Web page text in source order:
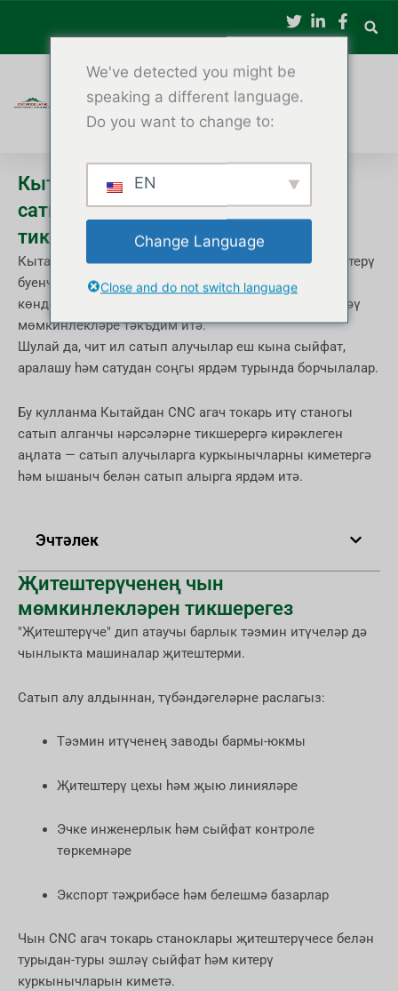
Кытайдан CNC агач токарь станок
сатып алганчы нәрсәләрне
тикшерергә
Кытай дөньяда CNC агач токарь станоклары җитештерү
буенча әйдәп баручыларның берсенә әйләнде,
көндәшлеккә сәләтле бәяләр һәм сыгылмалы көйләү
мөмкинлекләре тәкъдим итә.
Шулай да, чит ил сатып алучылар еш кына сыйфат,
аралашу һәм сатудан соңгы ярдәм турында борчылалар.
Бу кулланма Кытайдан CNC агач токарь итү станогы
сатып алганчы нәрсәләрне тикшерергә кирәклеген
аңлата — сатып алучыларга куркынычларны киметергә
һәм ышаныч белән сатып алырга ярдәм итә.
Эчтәлек
Җитештерүченең чын
мөмкинлекләрен тикшерегез
"Җитештерүче" дип атаучы барлык тәэмин итүчеләр дә
чынлыкта машиналар җитештерми.
Сатып алу алдыннан, түбәндәгеләрне раслагыз:
Тәэмин итүченең заводы бармы-юкмы
Җитештерү цехы һәм җыю линияләре
Эчке инженерлык һәм сыйфат контроле
төркемнәре
Экспорт тәҗрибәсе һәм белешмә базарлар
Чын CNC агач токарь станоклары җитештерүчесе белән
турыдан-туры эшләү сыйфат һәм китерү
куркынычларын киметә.
We've detected you might be
speaking a different language.
Do you want to change to:
EN
Change Language
Close and do not switch language